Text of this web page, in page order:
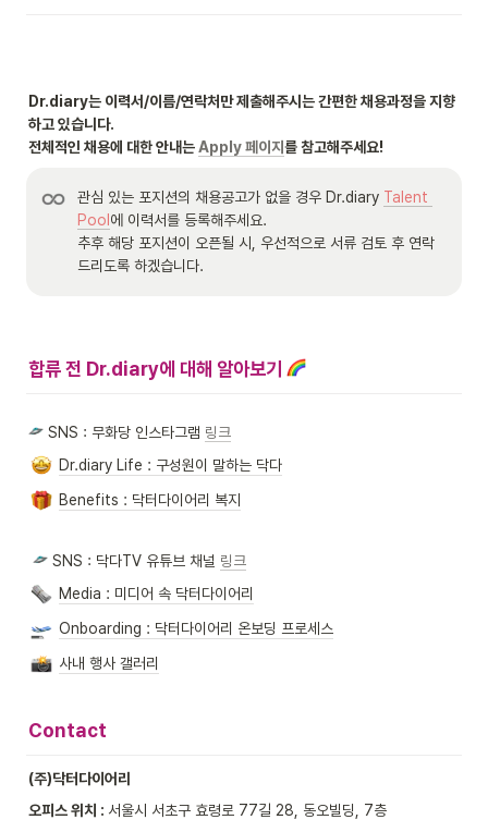
Dr.diary는 이력서/이름/연락처만 제출해주시는 간편한 채용과정을 지향
하고 있습니다.
전체적인 채용에 대한 안내는 Apply 페이지를 참고해주세요!
관심 있는 포지션의 채용공고가 없을 경우 Dr.diary Talent
Pool 에 이력서를 등록해주세요.
추후 해당 포지션이 오픈될 시, 우선적으로 서류 검토 후 연락
드리도록 하겠습니다.
합류 전 Dr.diary에 대해 알아보기
SNS : 무화당 인스타그램 링크
Dr.diary Life : 구성원이 말하는 닥다
Benefits : 닥터다이어리 복지
SNS : 닥다TV 유튜브 채널 링크
Media : 미디어 속 닥터다이어리
Onboarding : 닥터다이어리 온보딩 프로세스
사내 행사 갤러리
Contact
(주)닥터다이어리
오피스 위치 : 서울시 서초구 효령로 77길 28, 동오빌딩, 7층